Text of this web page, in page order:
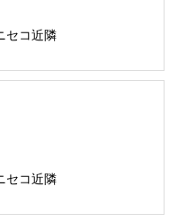
セコ近隣
セコ近隣